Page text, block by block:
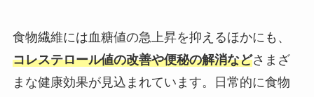
食物繊維には血糖値の急上昇を抑えるほかにも、
コレステロール値の改善や便秘の解消などさまざ
まな健康効果が見込まれています。日常的に食物